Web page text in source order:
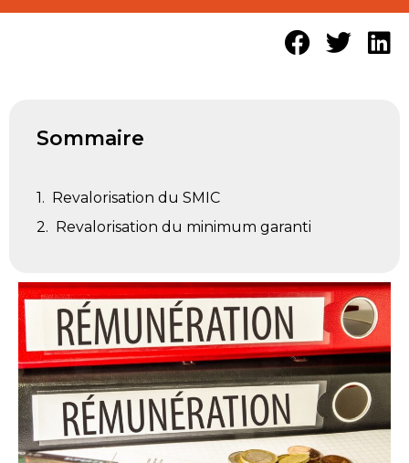
Sommaire
Revalorisation du SMIC
Revalorisation du minimum garanti